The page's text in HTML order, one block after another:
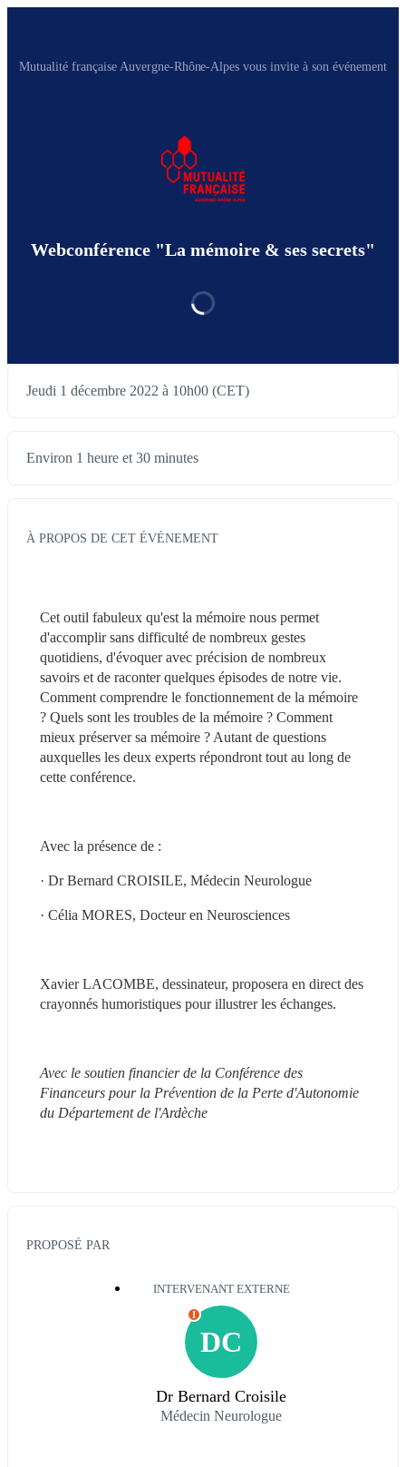
Mutualité française Auvergne-Rhône-Alpes vous invite à son événement
Webconférence "La mémoire & ses secrets"
Jeudi 1 décembre 2022 à 10h00 (CET)
Environ 1 heure et 30 minutes
À PROPOS DE CET ÉVÉNEMENT
Cet outil fabuleux qu'est la mémoire nous permet
d'accomplir sans difficulté de nombreux gestes
quotidiens, d'évoquer avec précision de nombreux
savoirs et de raconter quelques épisodes de notre vie.
Comment comprendre le fonctionnement de la mémoire
? Quels sont les troubles de la mémoire ? Comment
mieux préserver sa mémoire ? Autant de questions
auxquelles les deux experts répondront tout au long de
cette conférence.
Avec la présence de :
· Dr Bernard CROISILE, Médecin Neurologue
· Célia MORES, Docteur en Neurosciences
Xavier LACOMBE, dessinateur, proposera en direct des
crayonnés humoristiques pour illustrer les échanges.
Avec le soutien financier de la Conférence des
Financeurs pour la Prévention de la Perte d'Autonomie
du Département de l'Ardèche
PROPOSÉ PAR
INTERVENANT EXTERNE
DC
I
Dr Bernard Croisile
Médecin Neurologue